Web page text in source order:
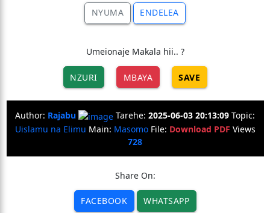
NYUMA ENDELEA
Umeionaje Makala hii.. ?
NZURI MBAYA SAVE
Author: Rajabu Tarehe: 2025-06-03 20:13:09 Topic:
Uislamu na Elimu Main: MasomoFile: Download PDF Views
728
Share On:
FACEBOOK WHATSAPP